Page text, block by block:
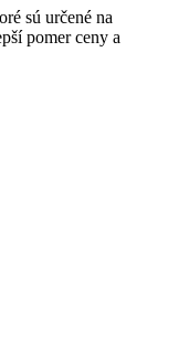
sú určené na
pomer ceny a